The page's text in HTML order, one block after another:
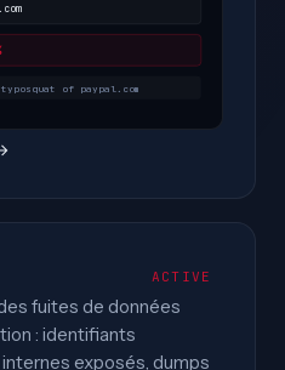
of paypal.com
ACTIVE
fuites de données
: identifiants
exposés, dumps